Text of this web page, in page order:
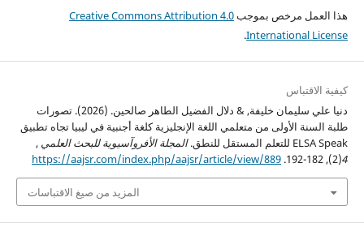
هذا العمل مرخص بموجبCreative Commons Attribution 4.0
International License
.
كيفية الاقتباس
دنيا علي سليمان خليفة, & دلال الفضيل الطاهر صالحين. (2026). تصورات
طلبة السنة الأولى من متعلمي اللغة الإنجليزية كلغة أجنبية في ليبيا تجاه تطبيق
ELSA Speak للتعلم المستقل للنطق.
المجلة الأفروآسيوية للبحث العلمي ,
4
(2), 182-192.
https://aajsr.com/index.php/aajsr/article/view/889
المزيد من صيغ الاقتباسات